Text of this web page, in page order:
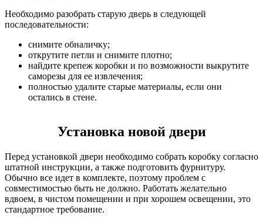
Необходимо разобрать старую дверь в следующей
последовательности:
снимите обналичку;
открутите петли и снимите плотно;
найдите крепеж коробки и по возможности выкрутите
саморезы для ее извлечения;
полностью удалите старые материалы, если они
остались в стене.
Установка новой двери
Перед установкой двери необходимо собрать коробку согласно
штатной инструкции, а также подготовить фурнитуру.
Обычно все идет в комплекте, поэтому проблем с
совместимостью быть не должно. Работать желательно
вдвоем, в чистом помещении и при хорошем освещении, это
стандартное требование.